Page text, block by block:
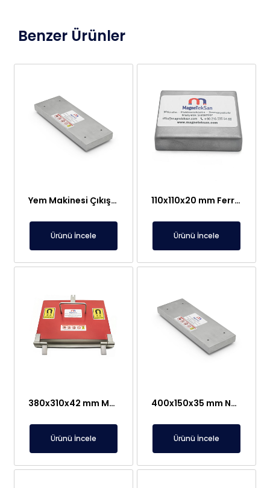
Benzer Ürünler
Yem Makinesi Çıkışı İçin Metal Ayırıcı Plaka Mıknatıs
Ürünü İncele
110x110x20 mm Ferrit Plaka Mıknatıs
Ürünü İncele
380x310x42 mm Menteşeli Plaka Mıknatıs
Ürünü İncele
400x150x35 mm Neodyum Plaka Mıknatıs
Ürünü İncele